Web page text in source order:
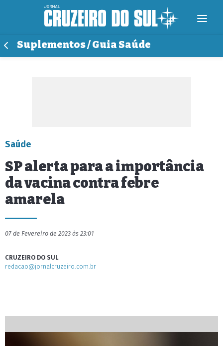
Suplementos / Guia Saúde
Saúde
SP alerta para a importância
da vacina contra febre
amarela
07 de Fevereiro de 2023 às 23:01
CRUZEIRO DO SUL
redacao@jornalcruzeiro.com.br